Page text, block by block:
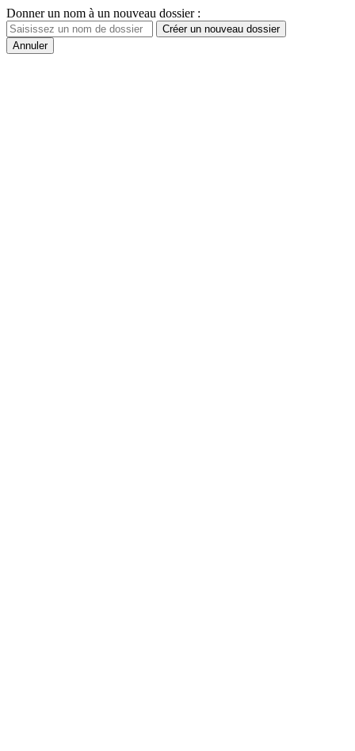
Donner un nom à un nouveau dossier :
Créer un nouveau dossier
Annuler